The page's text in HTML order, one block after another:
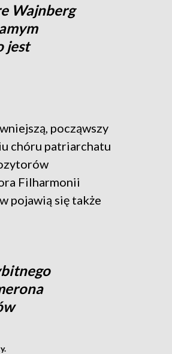
Wajnberg
jest
począwszy
chóru patriarchatu
Filharmonii
pojawią się także